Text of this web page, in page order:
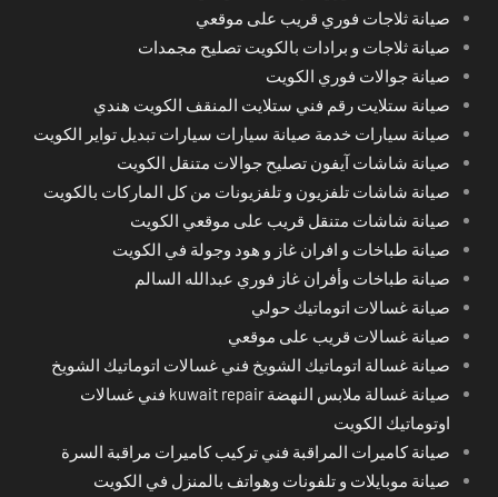
صيانة ثلاجات فوري قريب على موقعي
صيانة ثلاجات و برادات بالكويت تصليح مجمدات
صيانة جوالات فوري الكويت
صيانة ستلايت رقم فني ستلايت المنقف الكويت هندي
صيانة سيارات خدمة صيانة سيارات سيارات تبديل تواير الكويت
صيانة شاشات آيفون تصليح جوالات متنقل الكويت
صيانة شاشات تلفزيون و تلفزيونات من كل الماركات بالكويت
صيانة شاشات متنقل قريب على موقعي الكويت
صيانة طباخات و افران غاز و هود وجولة في الكويت
صيانة طباخات وأفران غاز فوري عبدالله السالم
صيانة غسالات اتوماتيك حولي
صيانة غسالات قريب على موقعي
صيانة غسالة اتوماتيك الشويخ فني غسالات اتوماتيك الشويخ
صيانة غسالة ملابس النهضة kuwait repair فني غسالات
اوتوماتيك الكويت
صيانة كاميرات المراقبة فني تركيب كاميرات مراقبة السرة
صيانة موبايلات و تلفونات وهواتف بالمنزل في الكويت